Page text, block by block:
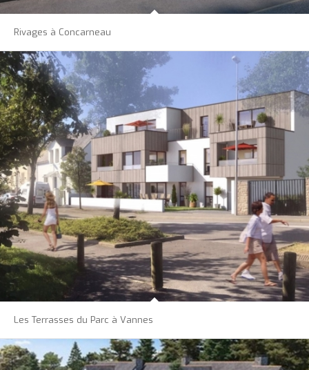
Rivages à Concarneau
Les Terrasses du Parc à Vannes